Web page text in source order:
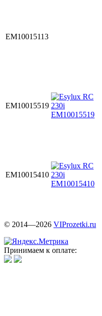
EM10015113
EM10015519
EM10015410
© 2014—2026 VIProzetki.ru
Принимаем к оплате: